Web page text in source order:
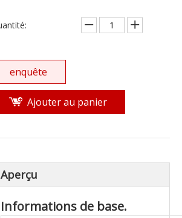
enquête
Ajouter au panier
Aperçu
Informations de base.